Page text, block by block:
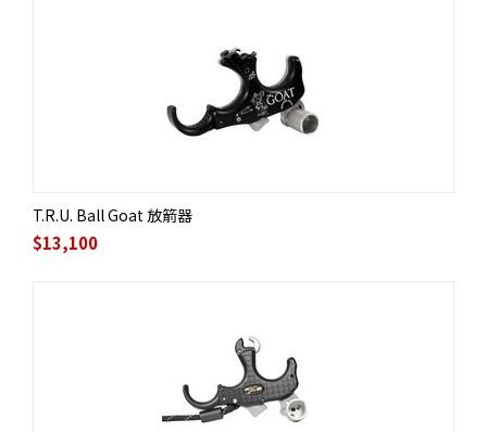
T.R.U. Ball Goat 放箭器
$13,100